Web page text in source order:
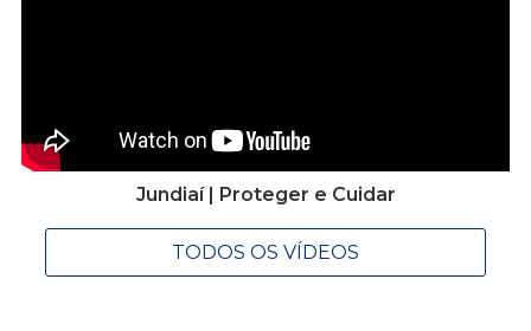
Jundiaí | Proteger e Cuidar
TODOS OS VÍDEOS